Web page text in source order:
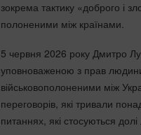
зокрема тактику «доброго і
полоненими між країнами.
5 червня 2026 року Дмитро
уповноваженою з прав
військовополоненими між
переговорів, які тривали
питаннях, які стосуються